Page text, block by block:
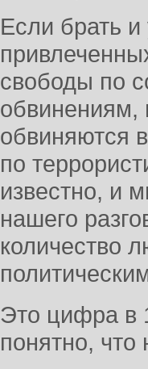
Если брать и
свободы по
обвинениям,
обвиняются
по
известно, и
нашего
количество
Это цифра в
понятно, что